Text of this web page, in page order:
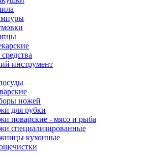
инструмент
ножей
для рубки
поварские - мясо и рыба
специализированные
кухонные